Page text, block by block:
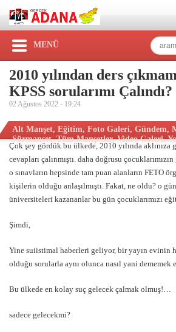
MENÜ
2010 yılından ders
KPSS sorularımı Çalındı?
02 Ağustos 2022 - 19:24
Alt Manşet, Eğitim, Foto Galeri, Gündem,
Sürmanşet,Tüm Manşetler,Video Galeri,
Çok şey gördük bu ülkede, 2010 yılında aklınıza
cevapları çalınmıştı. daha doğrusu
o sınavların hepsinde tam puan alanların FETO
kişilerin olduğu anlaşılmıştı. Fakat, ne oldu? o
üniversiteleri kazananlar bu gün çocuklarımızı
Şimdi,
Yine suiistimal haberleri geliyor, bir yayın evinin
olduğu sorularla aynı olunca nasıl yani dememek
Bu ülkede en kolay suç gelecek çalmak olmuş!…
sadece gelecekmi?